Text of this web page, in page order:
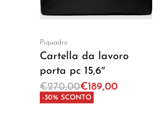
Piquadro
Cartella da lavoro
porta pc 15,6″
€270,00€189,00
-30% SCONTO
Aggiungi al carrello